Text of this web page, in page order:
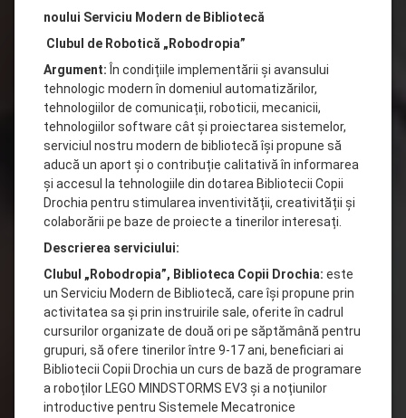
noului Serviciu Modern de Bibliotecă
Clubul de Robotică „Robodropia”
Argument: În condițiile implementării și avansului
tehnologic modern în domeniul automatizărilor,
tehnologiilor de comunicații, roboticii, mecanicii,
tehnologiilor software cât și proiectarea sistemelor,
serviciul nostru modern de bibliotecă își propune să
aducă un aport și o contribuție calitativă în informarea
și accesul la tehnologiile din dotarea Bibliotecii Copii
Drochia pentru stimularea inventivității, creativității și
colaborării pe baze de proiecte a tinerilor interesați.
Descrierea serviciului:
Clubul „Robodropia”, Biblioteca Copii Drochia: este
un Serviciu Modern de Bibliotecă, care își propune prin
activitatea sa și prin instruirile sale, oferite în cadrul
cursurilor organizate de două ori pe săptămână pentru
grupuri, să ofere tinerilor între 9-17 ani, beneficiari ai
Bibliotecii Copii Drochia un curs de bază de programare
a roboților LEGO MINDSTORMS EV3 și a noțiunilor
introductive pentru Sistemele Mecatronice